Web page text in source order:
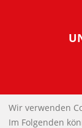
Tipps
Wir verwenden
Im Folgenden